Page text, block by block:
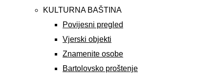
KULTURNA BAŠTINA
Povijesni pregled
Vjerski objekti
Znamenite osobe
Bartolovsko proštenje